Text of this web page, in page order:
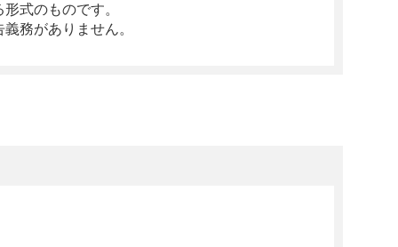
式のものです。
務がありません。